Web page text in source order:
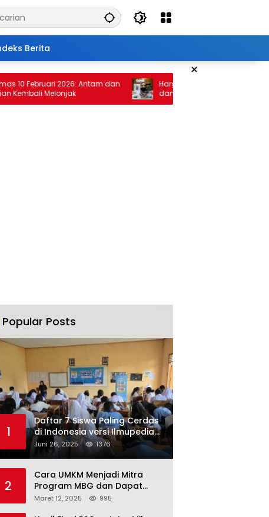
Berita
×
Februari 2026: Antam dan
Melonjak
Harga Emas 30 Januari 2026: Antam
dan Pegadaian Terus Melambung
Popular Posts
1
Daftar 7 Siswa Paling Cerdas
di Indonesia versi Ilmupedia
Tryout UTBK 2025
Juni 26, 2025 1376
2
Cara UMKM Menjadi Mitra
Program MBG dan Dapat
Modal Hingga Rp500 Juta
Maret 12, 2025 995